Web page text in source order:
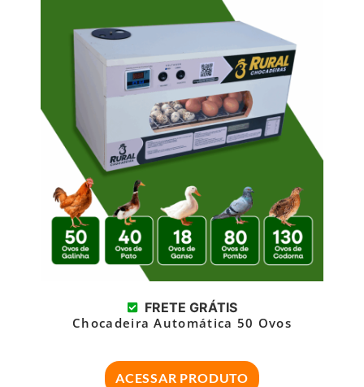
FRETE GRÁTIS
Chocadeira Automática 50 Ovos
ACESSAR PRODUTO